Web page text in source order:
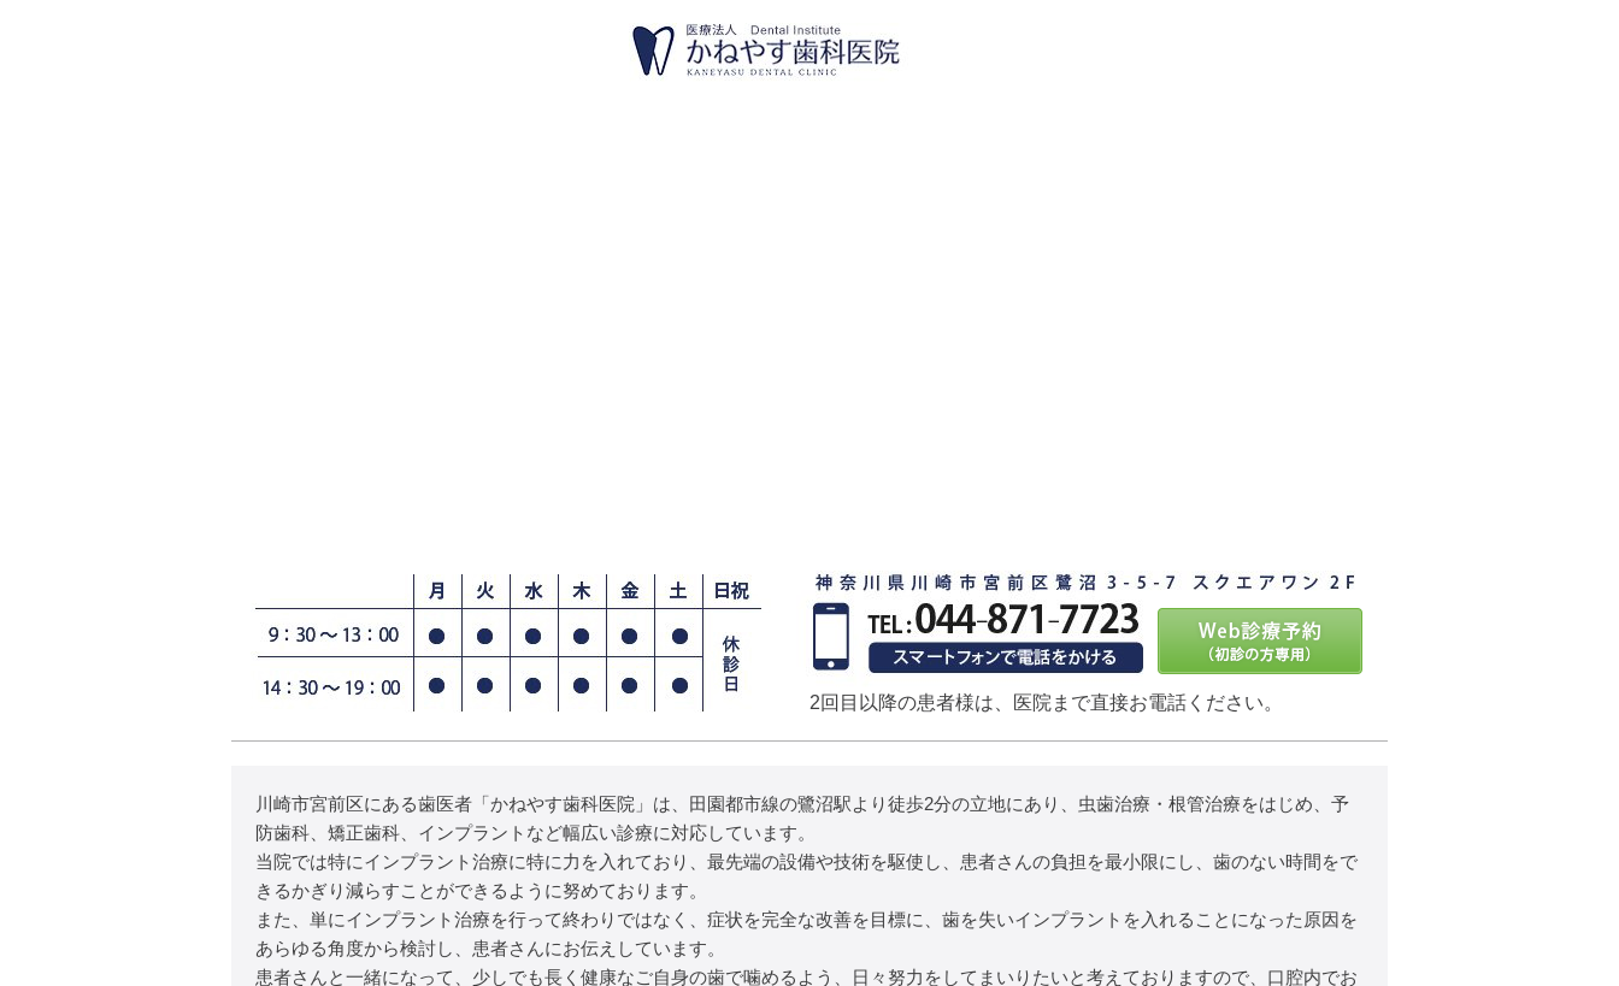
2回目以降の患者様は、医院まで直接お電話ください。
川崎市宮前区にある歯医者「かねやす歯科医院」は、田園都市線の鷺沼駅より徒歩2分の立地にあり、虫歯治療・根管治療をはじめ、予
防歯科、矯正歯科、インプラントなど幅広い診療に対応しています。
当院では特にインプラント治療に特に力を入れており、最先端の設備や技術を駆使し、患者さんの負担を最小限にし、歯のない時間をで
きるかぎり減らすことができるように努めております。
また、単にインプラント治療を行って終わりではなく、症状を完全な改善を目標に、歯を失いインプラントを入れることになった原因を
あらゆる角度から検討し、患者さんにお伝えしています。
患者さんと一緒になって、少しでも長く健康なご自身の歯で噛めるよう、日々努力をしてまいりたいと考えておりますので、口腔内でお